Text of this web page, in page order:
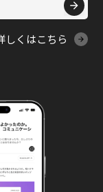
しくはこちら